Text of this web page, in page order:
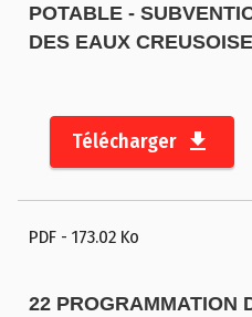
POTABLE -
DES EAUX
Télécharger
PDF - 173.02 Ko
22 PROGRAMMATION